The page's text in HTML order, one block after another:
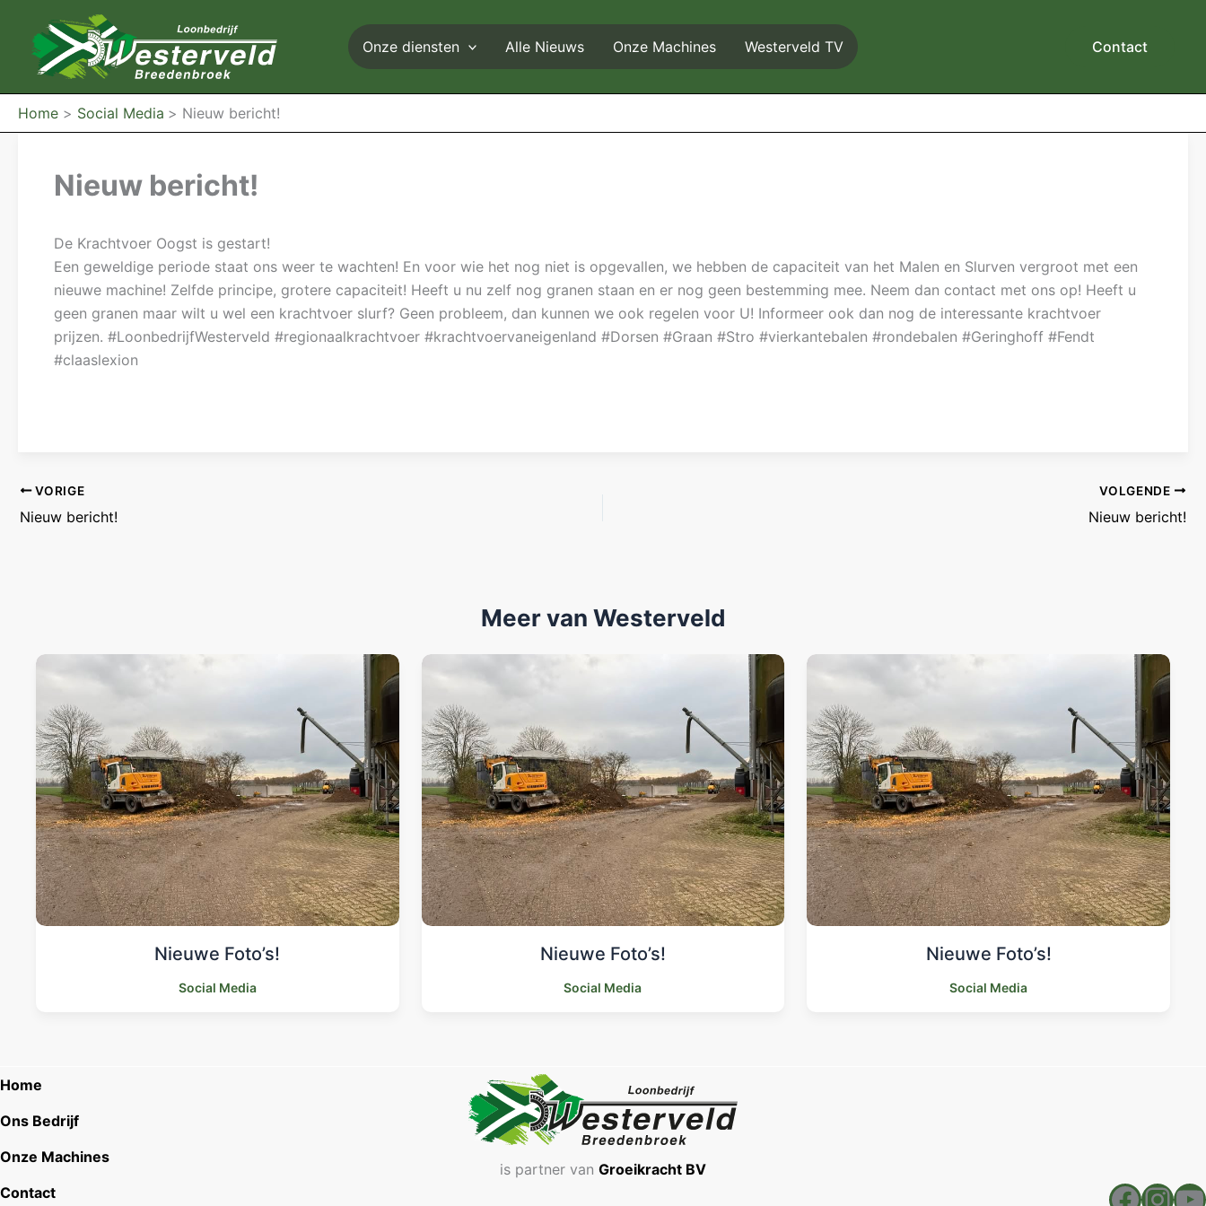
Onze diensten Alle Nieuws Onze Machines Westerveld TV Contact
Home Social Media Nieuw bericht!
Nieuw bericht!
De Krachtvoer Oogst is gestart!
Een geweldige periode staat ons weer te wachten! En voor wie het nog niet is opgevallen, we hebben de capaciteit van het Malen en Slurven vergroot met een
nieuwe machine! Zelfde principe, grotere capaciteit! Heeft u nu zelf nog granen staan en er nog geen bestemming mee. Neem dan contact met ons op! Heeft u
geen granen maar wilt u wel een krachtvoer slurf? Geen probleem, dan kunnen we ook regelen voor U! Informeer ook dan nog de interessante krachtvoer
prijzen. #LoonbedrijfWesterveld #regionaalkrachtvoer #krachtvoervaneigenland #Dorsen #Graan #Stro #vierkantebalen #rondebalen #Geringhoff #Fendt
#claaslexion
VORIGE
Nieuw bericht!
VOLGENDE
Nieuw bericht!
Meer van Westerveld
Nieuwe Foto’s!
Social Media
Nieuwe Foto’s!
Social Media
Nieuwe Foto’s!
Social Media
Home
Ons Bedrijf
Onze Machines
Contact
is partner van Groeikracht BV